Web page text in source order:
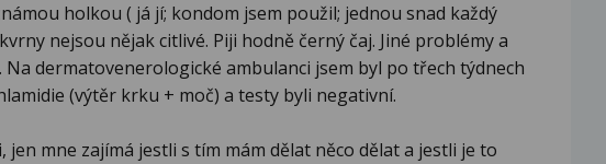
holkou ( já jí; kondom jsem použil; jednou snad každý
nejsou nějak citlivé. Piji hodně černý čaj. Jiné problémy a
Na dermatovenerologické ambulanci jsem byl po třech týdnech
(výtěr krku + moč) a testy byli negativní.
jen mne zajímá jestli s tím mám dělat něco dělat a jestli je to